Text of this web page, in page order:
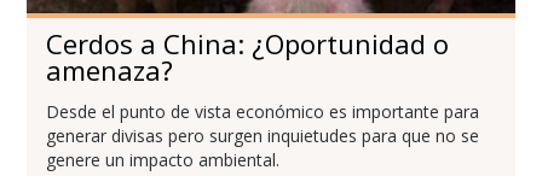
Cerdos a China: ¿Oportunidad o
amenaza?
Desde el punto de vista económico es importante para
generar divisas pero surgen inquietudes para que no se
genere un impacto ambiental.